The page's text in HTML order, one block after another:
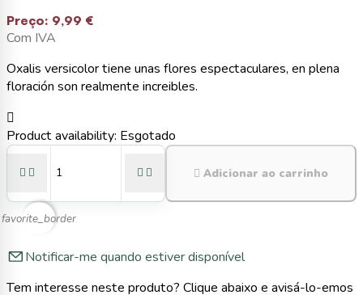
Preço: 9,99 €
Com IVA
Oxalis versicolor tiene unas flores espectaculares, en plena
floración son realmente increibles.

Product availability: Esgotado
     Adicionar ao carrinho
favorite_border
Notificar-me quando estiver disponível
Tem interesse neste produto? Clique abaixo e avisá-lo-emos